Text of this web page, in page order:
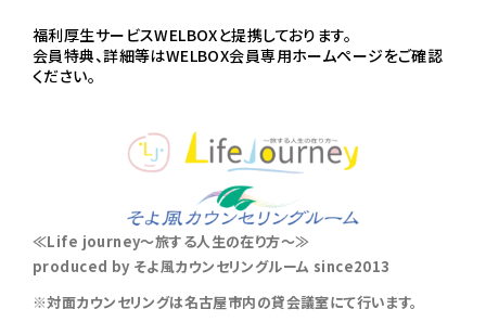
福利厚生サービスWELBOXと提携しております。
会員特典、詳細等はWELBOX会員専用ホームページをご確認
ください。
≪Life journey～旅する人生の在り方～≫
produced by そよ風カウンセリングルーム since2013
※対面カウンセリングは名古屋市内の貸会議室にて行います。